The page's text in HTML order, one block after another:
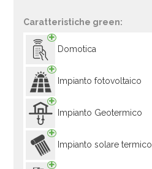
Caratteristiche green:
Domotica
Impianto fotovoltaico
Impianto Geotermico
Impianto solare termico